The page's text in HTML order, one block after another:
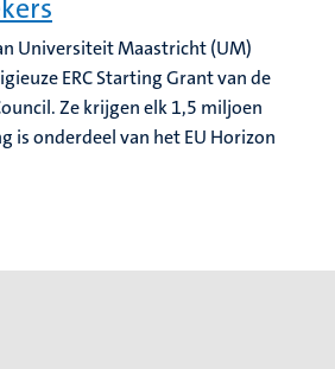
Universiteit Maastricht (UM)
ERC Starting Grant van de
Ze krijgen elk 1,5 miljoen
is onderdeel van het EU Horizon